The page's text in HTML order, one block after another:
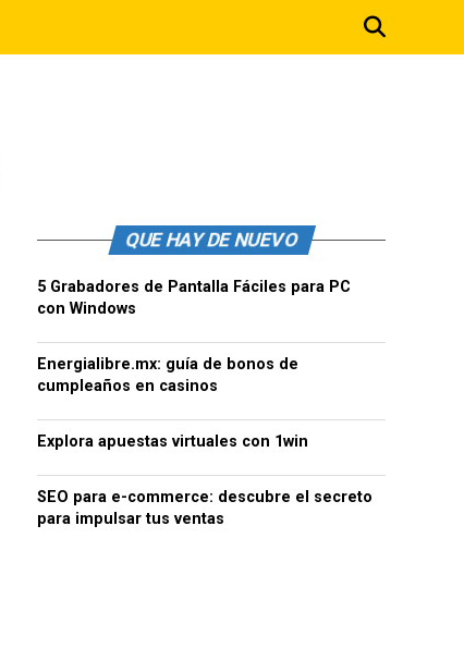
QUE HAY DE NUEVO
5 Grabadores de Pantalla Fáciles para PC
con Windows
Energialibre.mx: guía de bonos de
cumpleaños en casinos
Explora apuestas virtuales con 1win
SEO para e-commerce: descubre el secreto
para impulsar tus ventas